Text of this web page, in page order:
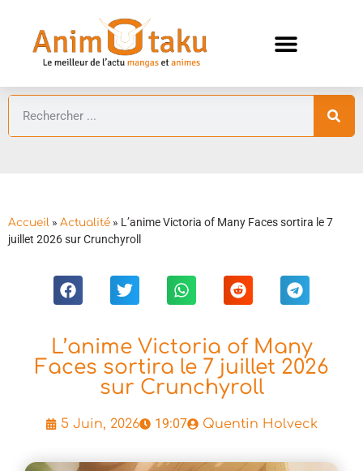
Accueil » Actualité » L’anime Victoria of Many Faces sortira le 7
juillet 2026 sur Crunchyroll
L’anime Victoria of Many
Faces sortira le 7 juillet 2026
sur Crunchyroll
5 Juin, 2026 19:07 Quentin Holveck